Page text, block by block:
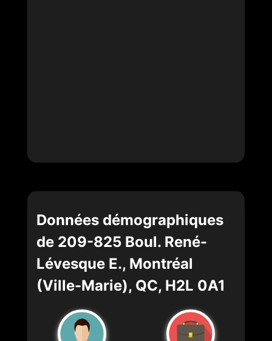
Données démographiques
de 209-825 Boul. René-
Lévesque E., Montréal
(Ville-Marie), QC, H2L 0A1